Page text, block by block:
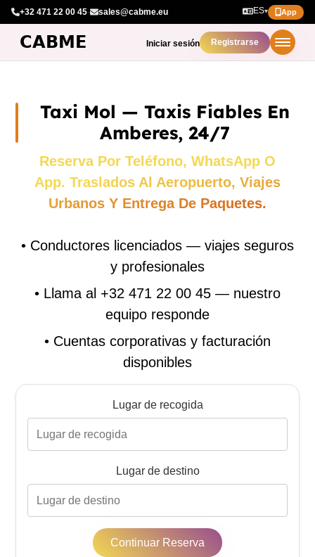
+32 471 22 00 45· sales@cabme.eu ES▾ App
Iniciar sesión Registrarse
Taxi Mol — Taxis Fiables En
Amberes, 24/7
Reserva Por Teléfono, WhatsApp O
App. Traslados Al Aeropuerto, Viajes
Urbanos Y Entrega De Paquetes.
• Conductores licenciados — viajes seguros
y profesionales
• Llama al +32 471 22 00 45 — nuestro
equipo responde
• Cuentas corporativas y facturación
disponibles
Lugar de recogida
Lugar de destino
Continuar Reserva